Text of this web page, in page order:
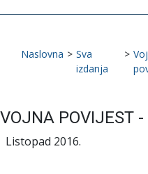
Naslovna > Sva
izdanja
>
VOJNA POVIJEST
Listopad 2016.